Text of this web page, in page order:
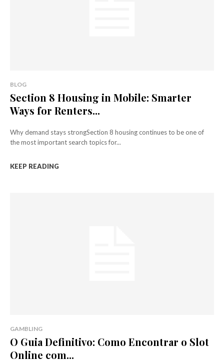
BLOG
Section 8 Housing in Mobile: Smarter
Ways for Renters...
Why demand stays strongSection 8 housing continues to be one of
the most important search topics for...
KEEP READING
GAMBLING
O Guia Definitivo: Como Encontrar o Slot
Online com...